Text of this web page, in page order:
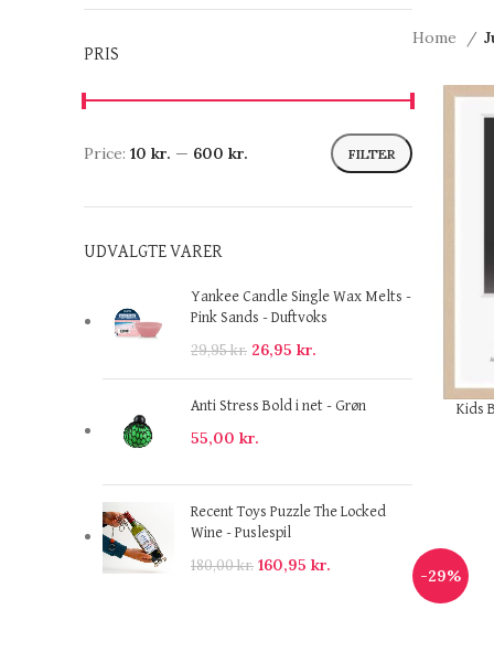
PRIS
FILTER
Price: 10 kr. — 600 kr.
UDVALGTE VARER
Yankee Candle Single Wax Melts -
Pink Sands - Duftvoks
29,95kr. 26,95 kr.
Anti Stress Bold i net - Grøn
55,00 kr.
Recent Toys Puzzle The Locked
Wine - Puslespil
180,00kr. 160,95 kr.
Home
Kids
-29%